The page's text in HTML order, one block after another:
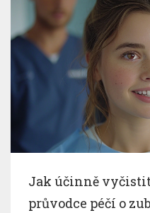
Jak účinně
průvodce péčí o